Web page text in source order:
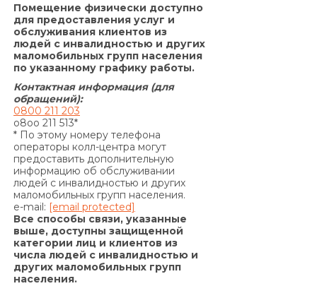
По договору о предоставлении кредита по
продукту «Кредит 4/6 месяцев»:
Согласно п. 7.5. Договора:
«В случае просрочки выполнения Заемщиком
денежного обязательства по уплате процентов
за пользование Кредитом и/или Комиссии за
выдачу Кредита (если условия Договора
предусматривают уплату комиссии за выдачу
Кредита) и/или Комиссии за выдачу в Кредит
дополнительных денежных средств (если
условия дополнительного соглашения к
Договору предусматривают уплату комиссии за
выдачу в Кредит дополнительных денежных
средств) и/или суммы Кредита в
определенные настоящим Договором сроки, на
основании положений части 2 статьи 625
Гражданского кодекса Украины Кредитодатель
Помещение физически доступно
для предоставления услуг и
обслуживания клиентов из
людей с инвалидностью и других
маломобильных групп населения
по указанному графику работы.
Контактная информация (для
обращений):
0800 211 203
o8oo 211 513*
* По этому номеру телефона
операторы колл-центра могут
предоставить дополнительную
информацию об обслуживании
людей с инвалидностью и других
маломобильных групп населения.
e-mail: [email protected]
Все способы связи, указанные
выше, доступны защищенной
категории лиц и клиентов из
числа людей с инвалидностью и
других маломобильных групп
населения.